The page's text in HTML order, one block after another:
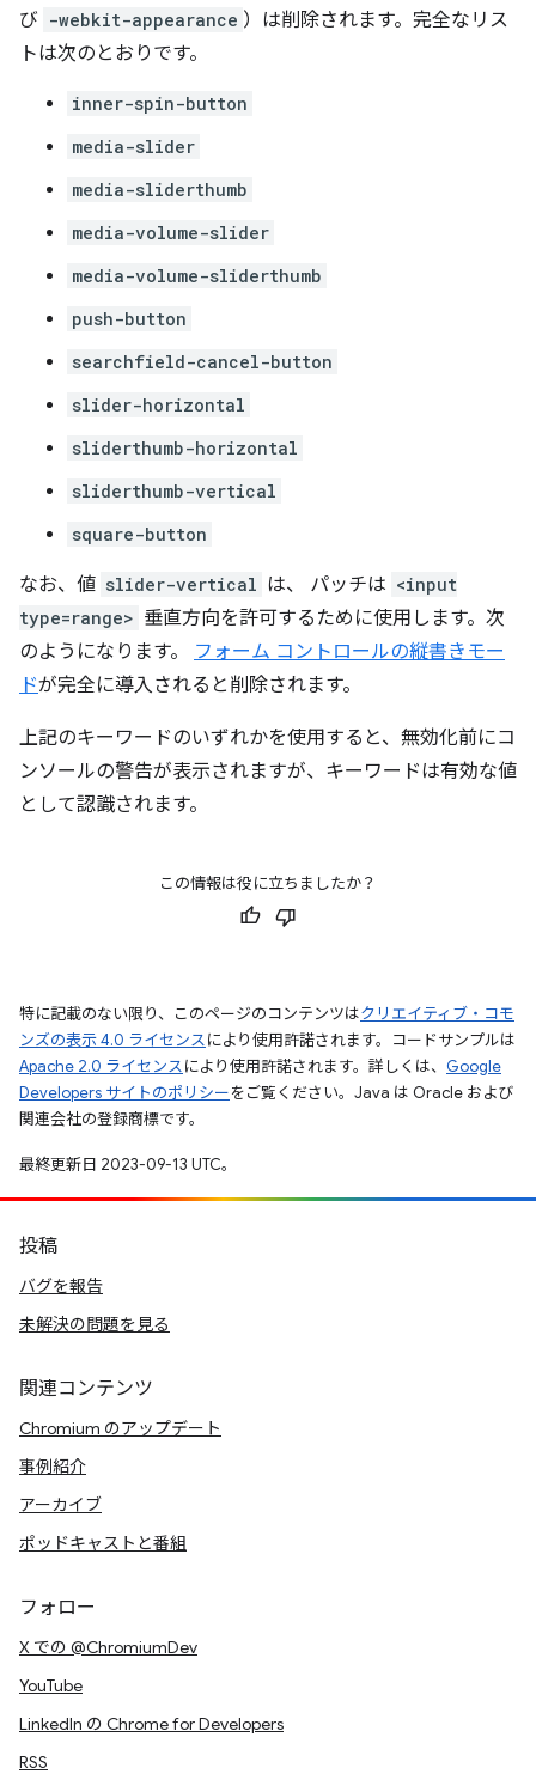
び -webkit-appearance ）は削除されます。完全なリス
トは次のとおりです。
inner-spin-button
media-slider
media-sliderthumb
media-volume-slider
media-volume-sliderthumb
push-button
searchfield-cancel-button
slider-horizontal
sliderthumb-horizontal
sliderthumb-vertical
square-button
なお、値 slider-vertical は、 パッチは <input
type=range> 垂直方向を許可するために使用します。次
のようになります。 フォーム コントロールの縦書きモー
ドが完全に導入されると削除されます。
上記のキーワードのいずれかを使用すると、無効化前にコ
ンソールの警告が表示されますが、キーワードは有効な値
として認識されます。
この情報は役に立ちましたか？
特に記載のない限り、このページのコンテンツはクリエイティブ・コモ
ンズの表示 4.0 ライセンスにより使用許諾されます。コードサンプルは
Apache 2.0 ライセンスにより使用許諾されます。詳しくは、 Google
Developers サイトのポリシーをご覧ください。Java は Oracle および
関連会社の登録商標です。
最終更新日 2023-09-13 UTC。
投稿
バグを報告
未解決の問題を見る
関連コンテンツ
Chromium のアップデート
事例紹介
アーカイブ
ポッドキャストと番組
フォロー
X での @ChromiumDev
YouTube
LinkedIn の Chrome for Developers
RSS